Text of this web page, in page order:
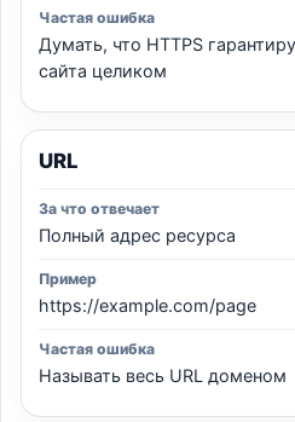
Думать, что HTTPS
сайта целиком
URL
Полный адрес ресурса
https://example.com/page
Называть весь URL доменом